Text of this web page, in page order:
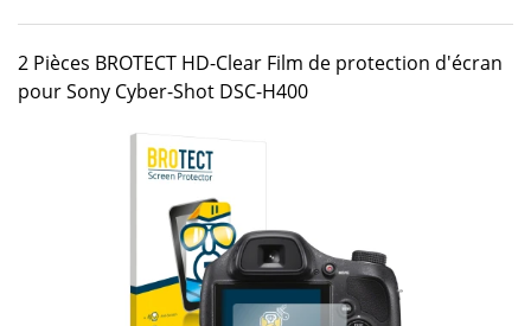
2 Pièces BROTECT HD-Clear Film de protection d'écran
pour Sony Cyber-Shot DSC-H400